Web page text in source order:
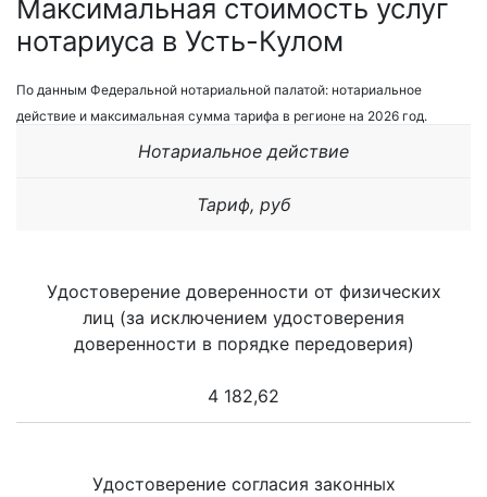
Максимальная стоимость услуг
нотариуса в Усть-Кулом
По данным Федеральной нотариальной палатой: нотариальное
действие и максимальная сумма тарифа в регионе на 2026 год.
Нотариальное действие
Тариф, руб
Удостоверение доверенности от физических
лиц (за исключением удостоверения
доверенности в порядке передоверия)
4 182,62
Удостоверение согласия законных